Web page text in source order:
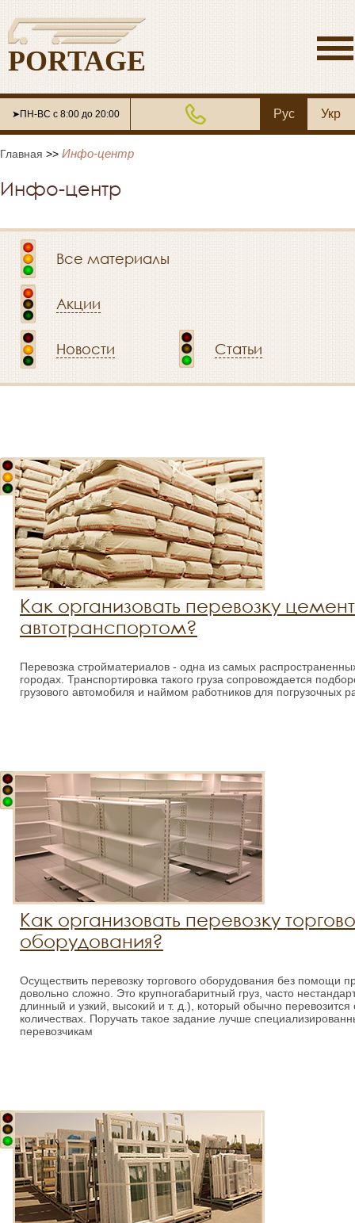
PORTAGE
➤ПН-ВС с 8:00 до 20:00 Рус Укр
Главная >> Инфо-центр
Инфо-центр
Все материалы
Акции
Новости Статьи
Как организовать перевозку
автотранспортом?
Перевозка стройматериалов - одна из самых
городах. Транспортировка такого груза сопровождается
грузового автомобиля и наймом работников для погрузочных
Как организовать перевозку
оборудования?
Осуществить перевозку торгового оборудования без помощи
довольно сложно. Это крупногабаритный груз, часто
длинный и узкий, высокий и т. д.), который обычно перевозится
количествах. Поручать такое задание лучше
перевозчикам